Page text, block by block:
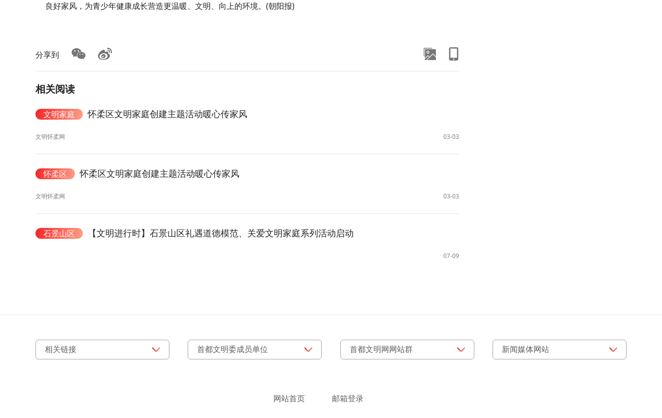
良好家风，为青少年健康成长营造更温暖、文明、向上的环境。(朝阳报)
分享到
相关阅读
文明家庭 怀柔区文明家庭创建主题活动暖心传家风
文明怀柔网 03-03
怀柔区 怀柔区文明家庭创建主题活动暖心传家风
文明怀柔网 03-03
石景山区 【文明进行时】石景山区礼遇道德模范、关爱文明家庭系列活动启动
07-09
网站首页 邮箱登录